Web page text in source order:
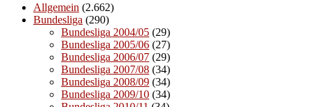
Allgemein (2.662)
Bundesliga (290)
Bundesliga 2004/05 (29)
Bundesliga 2005/06 (27)
Bundesliga 2006/07 (29)
Bundesliga 2007/08 (34)
Bundesliga 2008/09 (34)
Bundesliga 2009/10 (34)